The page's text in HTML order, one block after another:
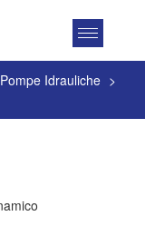
Attiva
Pompe Idrauliche >